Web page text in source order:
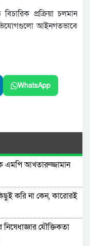
প্রক্রিয়া চলমান
আইনগতভাবে
WhatsApp
এমপি আখতারুজ্জামান
করি না কেন, কারোরই
নিষেধাজ্ঞার যৌক্তিকতা